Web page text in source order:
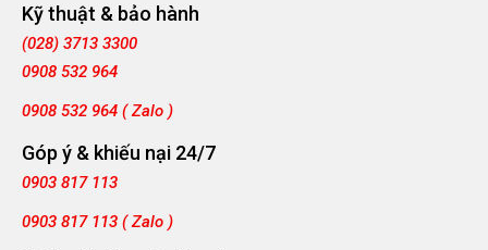
Kỹ thuật & bảo hành
(028) 3713 3300
0908 532 964
0908 532 964 ( Zalo )
Góp ý & khiếu nại 24/7
0903 817 113
0903 817 113 ( Zalo )